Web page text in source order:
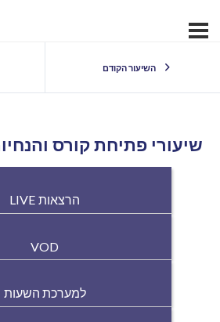
השיעור הקודם
שיעורי פתיחת קורס
הרצאות LIVE
VOD
למערכת השעות